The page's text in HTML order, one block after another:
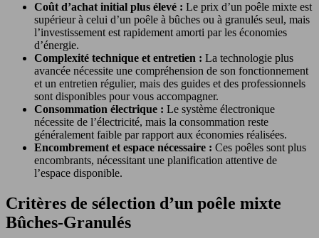
Coût d’achat initial plus élevé : Le prix d’un poêle mixte est
supérieur à celui d’un poêle à bûches ou à granulés seul, mais
l’investissement est rapidement amorti par les économies
d’énergie.
Complexité technique et entretien : La technologie plus
avancée nécessite une compréhension de son fonctionnement
et un entretien régulier, mais des guides et des professionnels
sont disponibles pour vous accompagner.
Consommation électrique : Le système électronique
nécessite de l’électricité, mais la consommation reste
généralement faible par rapport aux économies réalisées.
Encombrement et espace nécessaire : Ces poêles sont plus
encombrants, nécessitant une planification attentive de
l’espace disponible.
Critères de sélection d’un poêle mixte
Bûches-Granulés